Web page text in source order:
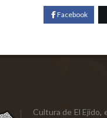
Facebook
Cultura de El Ejido,